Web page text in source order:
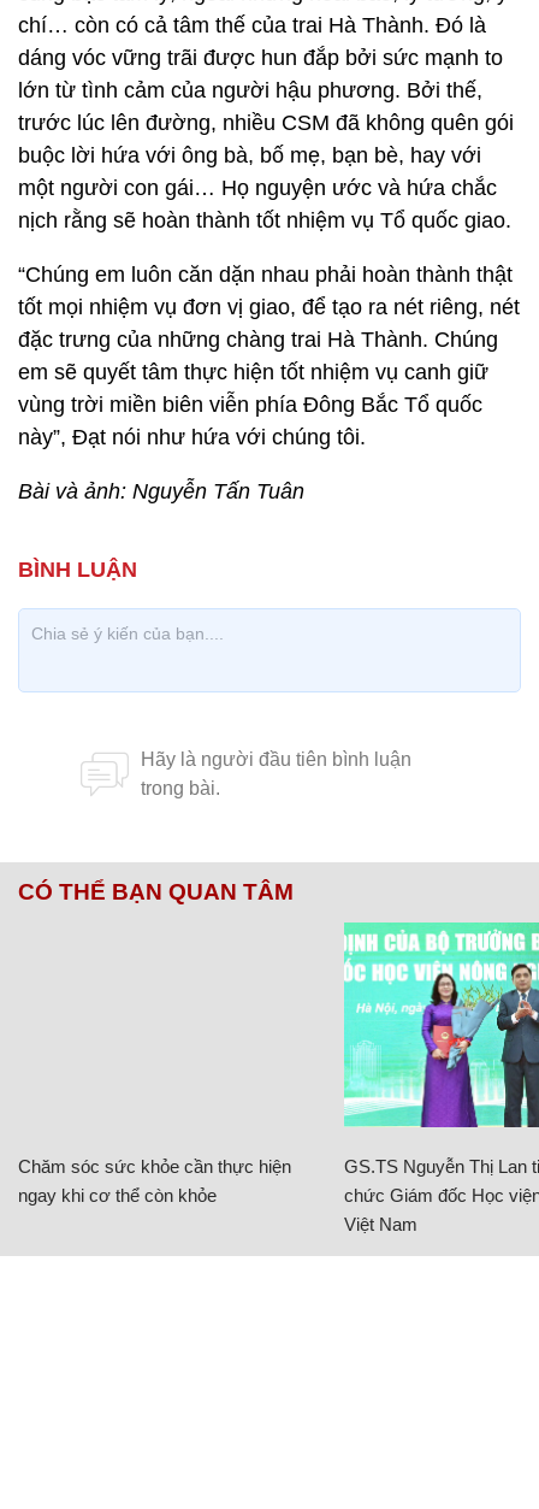
chí… còn có cả tâm thế của trai Hà Thành. Đó là
dáng vóc vững trãi được hun đắp bởi sức mạnh to
lớn từ tình cảm của người hậu phương. Bởi thế,
trước lúc lên đường, nhiều CSM đã không quên gói
buộc lời hứa với ông bà, bố mẹ, bạn bè, hay với
một người con gái… Họ nguyện ước và hứa chắc
nịch rằng sẽ hoàn thành tốt nhiệm vụ Tổ quốc giao.
“Chúng em luôn căn dặn nhau phải hoàn thành thật
tốt mọi nhiệm vụ đơn vị giao, để tạo ra nét riêng, nét
đặc trưng của những chàng trai Hà Thành. Chúng
em sẽ quyết tâm thực hiện tốt nhiệm vụ canh giữ
vùng trời miền biên viễn phía Đông Bắc Tổ quốc
này”, Đạt nói như hứa với chúng tôi.
Bài và ảnh: Nguyễn Tấn Tuân
CÓ THỂ BẠN QUAN TÂM
Chăm sóc sức khỏe cần thực hiện
ngay khi cơ thể còn khỏe
GS.TS Nguyễn Thị Lan
chức Giám đốc Học
Việt Nam